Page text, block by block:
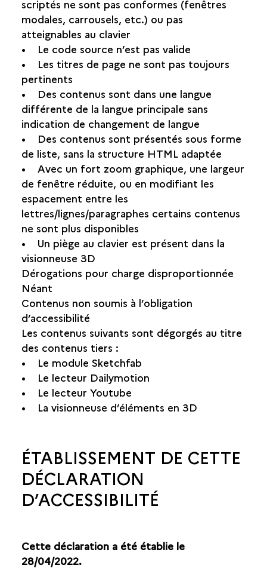
scriptés ne sont pas conformes (fenêtres
modales, carrousels, etc.) ou pas
atteignables au clavier
• Le code source n’est pas valide
• Les titres de page ne sont pas toujours
pertinents
• Des contenus sont dans une langue
différente de la langue principale sans
indication de changement de langue
• Des contenus sont présentés sous forme
de liste, sans la structure HTML adaptée
• Avec un fort zoom graphique, une largeur
de fenêtre réduite, ou en modifiant les
espacement entre les
lettres/lignes/paragraphes certains contenus
ne sont plus disponibles
• Un piège au clavier est présent dans la
visionneuse 3D
Dérogations pour charge disproportionnée
Néant
Contenus non soumis à l’obligation
d’accessibilité
Les contenus suivants sont dégorgés au titre
des contenus tiers :
• Le module Sketchfab
• Le lecteur Dailymotion
• Le lecteur Youtube
• La visionneuse d’éléments en 3D
ÉTABLISSEMENT DE CETTE
DÉCLARATION
D’ACCESSIBILITÉ
Cette déclaration a été établie le
28/04/2022.